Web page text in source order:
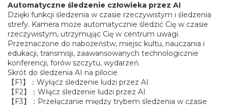
Automatyczne śledzenie człowieka przez AI
Dzięki funkcji śledzenia w czasie rzeczywistym i śledzenia
strefy. Kamera może automatycznie śledzić Cię w czasie
rzeczywistym, utrzymując Cię w centrum uwagi.
Przeznaczone do nabożeństw, miejsc kultu, nauczania i
edukacji, transmisji, zaawansowanych technologicznie
konferencji, forów szczytu, wydarzeń.
Skrót do śledzenia AI na pilocie
【F1】：Wyłącz śledzenie ludzi przez AI
【F2】：Włącz śledzenie ludzi przez AI
【F3】：Przełączanie między trybem śledzenia w czasie